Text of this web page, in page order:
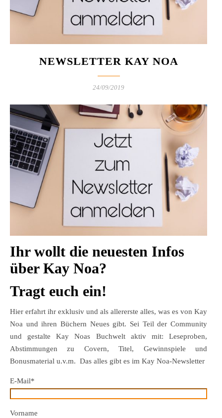
NEWSLETTER KAY NOA
24/09/2019
Ihr wollt die neuesten Infos
über Kay Noa?
Tragt euch ein!
Hier erfahrt ihr exklusiv und als allererste alles, was es von Kay
Noa und ihren Büchern Neues gibt. Sei Teil der Community
und gestalte Kay Noas Buchwelt aktiv mit: Leseproben,
Abstimmungen zu Covern, Titel, Gewinnspiele und
Bonusmaterial u.v.m. Das alles gibt es im Kay Noa-Newsletter
E-Mail*
Vorname